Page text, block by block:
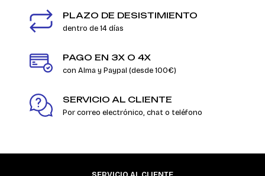
PLAZO DE DESISTIMIENTO
dentro de 14 días
PAGO EN 3X O 4X
con Alma y Paypal (desde 100€)
SERVICIO AL CLIENTE
Por correo electrónico, chat o teléfono